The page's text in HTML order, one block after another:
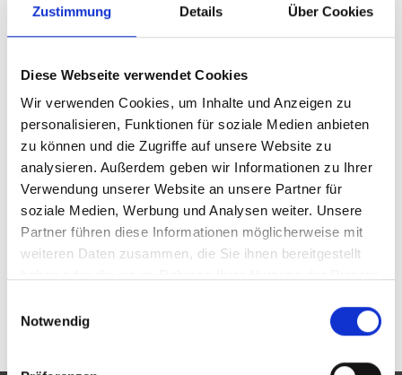
Zustimmung Details Über Cookies
Diese Webseite verwendet Cookies
Wir verwenden Cookies, um Inhalte und Anzeigen zu
personalisieren, Funktionen für soziale Medien anbieten
zu können und die Zugriffe auf unsere Website zu
analysieren. Außerdem geben wir Informationen zu Ihrer
Verwendung unserer Website an unsere Partner für
soziale Medien, Werbung und Analysen weiter. Unsere
Partner führen diese Informationen möglicherweise mit
weiteren Daten zusammen, die Sie ihnen bereitgestellt
Notwendig
stehen: Menschen mit Behinderung.
Menschen, unabhängig von ihren individuellen
Dispositionen und Ausgangslagen. Angestrebt sind
inklusive Bildungssysteme, in denen Vielfalt als
Chance gesehen und als Ressource genutzt wird.
Die Bedeutung des Themas Inklusion in der
Arbeitswelt rückt schrittweise ins Zentrum der
öffentlichen Debatte. Dabei hilft Inklusion sowohl
Menschen mit Behinderung, die eine berufliche
Perspektive entwickeln wollen, als auch Betrieben in
Zeiten eines zunehmenden Nachwuchs- und